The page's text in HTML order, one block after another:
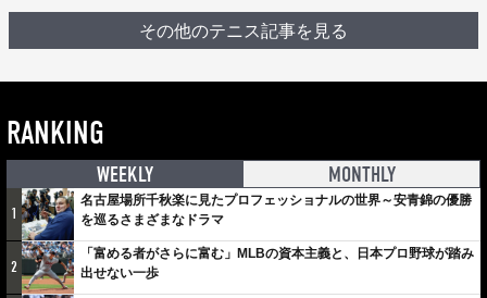
その他のテニス記事を見る
RANKING
WEEKLY MONTHLY
1
名古屋場所千秋楽に見たプロフェッショナルの世界～安青錦の優勝
を巡るさまざまなドラマ
2
「富める者がさらに富む」MLBの資本主義と、日本プロ野球が踏み
出せない一歩